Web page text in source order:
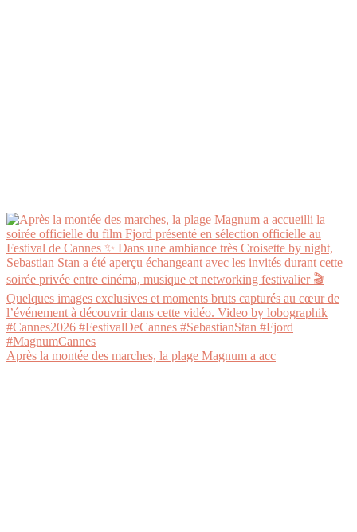
Après la montée des marches, la plage Magnum a acc